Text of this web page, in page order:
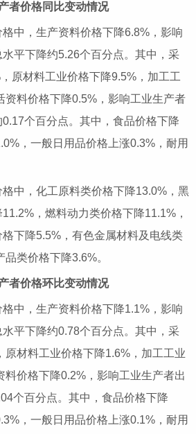
者价格同比变动情况
中，生产资料价格下降6.8%，影响
平下降约5.26个百分点。其中，采
原材料工业价格下降9.5%，加工工
资料价格下降0.5%，影响工业生产者
个百分点。其中，食品价格下降
，一般日用品价格上涨0.3%，耐用
中，化工原料类价格下降13.0%，黑
，燃料动力类价格下降11.1%，
下降5.5%，有色金属材料及电线类
类价格下降3.6%。
者价格环比变动情况
中，生产资料价格下降1.1%，影响
平下降约0.78个百分点。其中，采
原材料工业价格下降1.6%，加工工业
料价格下降0.2%，影响工业生产者出
个百分点。其中，食品价格下降
，一般日用品价格上涨0.1%，耐用